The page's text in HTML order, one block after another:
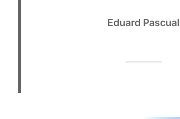
Eduard Pascual